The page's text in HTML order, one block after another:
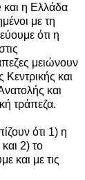
και η Ελλάδα
με τη
ότι η
μειώνουν
και
και
τράπεζα.
ότι 1) η
2) το
και με τις